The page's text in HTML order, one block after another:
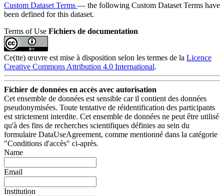
Custom Dataset Terms — the following Custom Dataset Terms have
been defined for this dataset.
Terms of Use Fichiers de documentation
Ce(tte) œuvre est mise à disposition selon les termes de la Licence
Creative Commons Attribution 4.0 International.
Fichier de données en accès avec autorisation
Cet ensemble de données est sensible car il contient des données
pseudonymisées. Toute tentative de réidentification des participants
est strictement interdite. Cet ensemble de données ne peut être utilisé
qu'à des fins de recherches scientifiques définies au sein du
formulaire DataUseAgreement, comme mentionné dans la catégorie
"Conditions d'accès" ci-après.
Name
Email
Institution